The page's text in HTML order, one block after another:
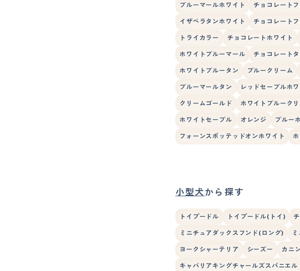
ブルーマールホワイト チョコレート
イザベラタンホワイト チョコレート
トライカラー チョコレートホワイト
ホワイトブルーマール チョコレート
ホワイトブルータン ブルークリーム
ブルーマールタン レッドセーブルホワ
クリームゴールド ホワイトブルーク
ホワイトセーブル オレンジ ブルー
フォーンスポッテッドオンホワイト
小型犬から探す
トイプードル トイプードル(トイ)
ミニチュアダックスフンド(ロング)
ヨークシャーテリア シーズー カニ
キャバリアキングチャールズスパニエル